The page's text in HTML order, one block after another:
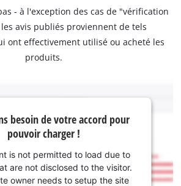
- à l'exception des cas de "vérification
avis publiés proviennent de tels
ont effectivement utilisé ou acheté les
produits.
besoin de votre accord pour
pouvoir charger !
is not permitted to load due to
are not disclosed to the visitor.
owner needs to setup the site